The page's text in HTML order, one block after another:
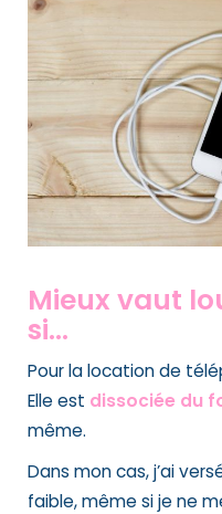
Mieux vaut
si…
Pour la location de
Elle est dissociée du
même.
Dans mon cas, j’ai
faible, même si je ne